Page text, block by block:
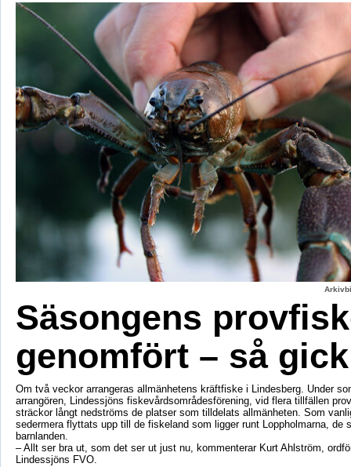
Säsongens
genomfört – så
Om två veckor arrangeras allmänhetens kräftfiske i Lindesberg. Under
arrangören, Lindessjöns fiskevårdsområdesförening, vid flera tillfällen
sträckor långt nedströms de platser som tilldelats allmänheten. Som
sedermera flyttats upp till de fiskeland som ligger runt Loppholmarna, de
barnlanden.
– Allt ser bra ut, som det ser ut just nu, kommenterar Kurt Ahlström,
Lindessjöns FVO.